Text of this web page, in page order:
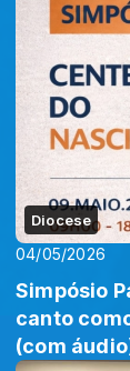
Diocese
04/05/2026
Simpósio
canto
(com